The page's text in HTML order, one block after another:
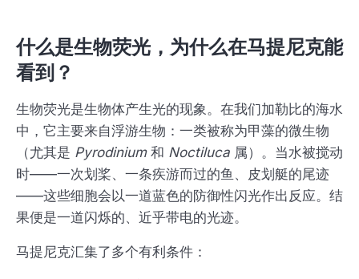
什么是生物荧光，为什么在马提尼克能
看到？
生物荧光是生物体产生光的现象。在我们加勒比的海水
中，它主要来自浮游生物：一类被称为甲藻的微生物
（尤其是 Pyrodinium和 Noctiluca 属）。当水被搅动
时——一次划桨、一条疾游而过的鱼、皮划艇的尾迹
——这些细胞会以一道蓝色的防御性闪光作出反应。结
果便是一道闪烁的、近乎带电的光迹。
马提尼克汇集了多个有利条件：